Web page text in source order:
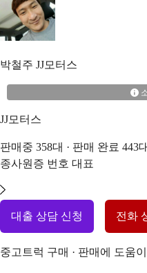
박철주 JJ모터스
JJ모터스
판매중 358대 · 판매 완료 443대
종사원증 번호 대표
대출 상담 신청 전화
중고트럭 구매 · 판매에 도움